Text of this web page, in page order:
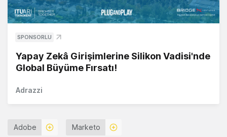
SPONSORLU
Yapay Zekâ Girişimlerine Silikon Vadisi'nde
Global Büyüme Fırsatı!
Adrazzi
Adobe Marketo